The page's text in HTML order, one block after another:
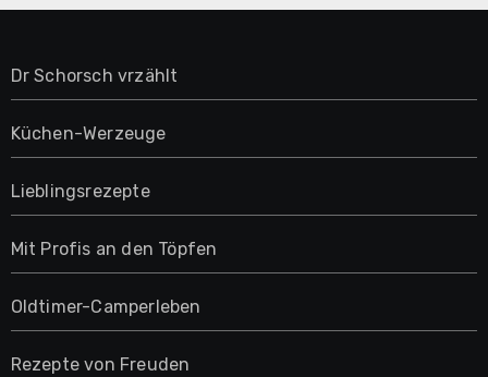
Dr Schorsch vrzählt
Küchen-Werzeuge
Lieblingsrezepte
Mit Profis an den Töpfen
Oldtimer-Camperleben
Rezepte von Freuden